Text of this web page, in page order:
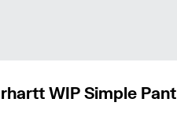
WIP Simple Pant